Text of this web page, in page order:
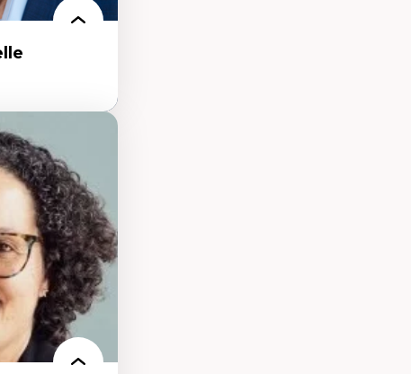
de la ville,
de
existant
et
architectural et